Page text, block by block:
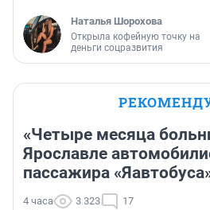
Наталья Шорохова
Открыла кофейную точку на
деньги соцразвития
«Четыре месяца
Ярославле
пассажира
4 часа 3 323 17